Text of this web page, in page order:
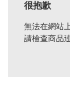
很抱歉
無法在網站
請檢查商品